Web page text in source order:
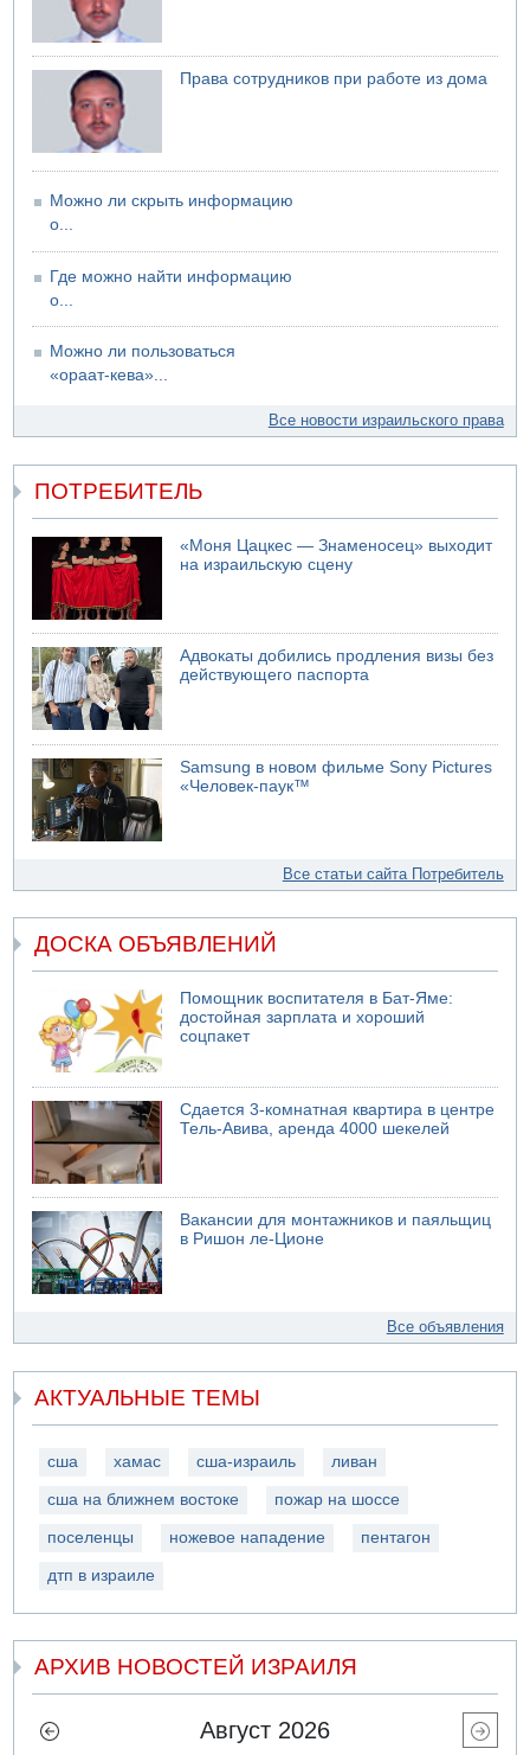
Права сотрудников при работе из дома
Можно ли скрыть информацию
о...
Где можно найти информацию
о...
Можно ли пользоваться
«ораат-кева»...
Все новости израильского права
ПОТРЕБИТЕЛЬ
«Моня Цацкес — Знаменосец» выходит
на израильскую сцену
Адвокаты добились продления визы без
действующего паспорта
Samsung в новом фильме Sony Pictures
«Человек-паук™
Все статьи сайта Потребитель
ДОСКА ОБЪЯВЛЕНИЙ
Помощник воспитателя в Бат-Яме:
достойная зарплата и хороший
соцпакет
Сдается 3-комнатная квартира в центре
Тель-Авива, аренда 4000 шекелей
Вакансии для монтажников и паяльщиц
в Ришон ле-Ционе
Все объявления
АКТУАЛЬНЫЕ ТЕМЫ
сша хамас сша-израиль ливан
сша на ближнем востоке пожар на шоссе
поселенцы ножевое нападение пентагон
дтп в израиле
АРХИВ НОВОСТЕЙ ИЗРАИЛЯ
Август 2026